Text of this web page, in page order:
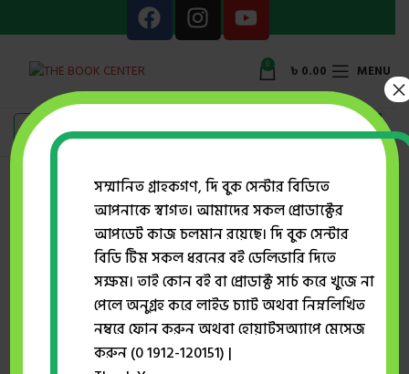
0 ৳ 0.00 MENU
Showing the single result
Show sidebar
রাসায়নিক বিক্রিয়া – লেভেল
এসএসসি
দি রয়েল সায়েন্টিফিক
পাবলিকেশন্স,নবম ও দশম
রয়েল সম্পাদনা পর্ষদ
সম্মানিত গ্রাহকগণ, দি বুক সেন্টার বিডিতে
আপনাকে স্বাগত। আমাদের সকল প্রোডাক্টের
আপডেট কাজ চলমান রয়েছে। দি বুক সেন্টার
বিডি টিম সকল ধরনের বই ডেলিভারি দিতে
সক্ষম। তাই কোন বই বা প্রোডাক্ট সার্চ করে খুজে না
পেলে অনুগ্রহ করে লাইভ চ্যাট অথবা নিম্নলিখিত
নম্বরে ফোন করুন অথবা হোয়াটসঅ্যাপে মেসেজ
করুন (0 1912-120151) |
×